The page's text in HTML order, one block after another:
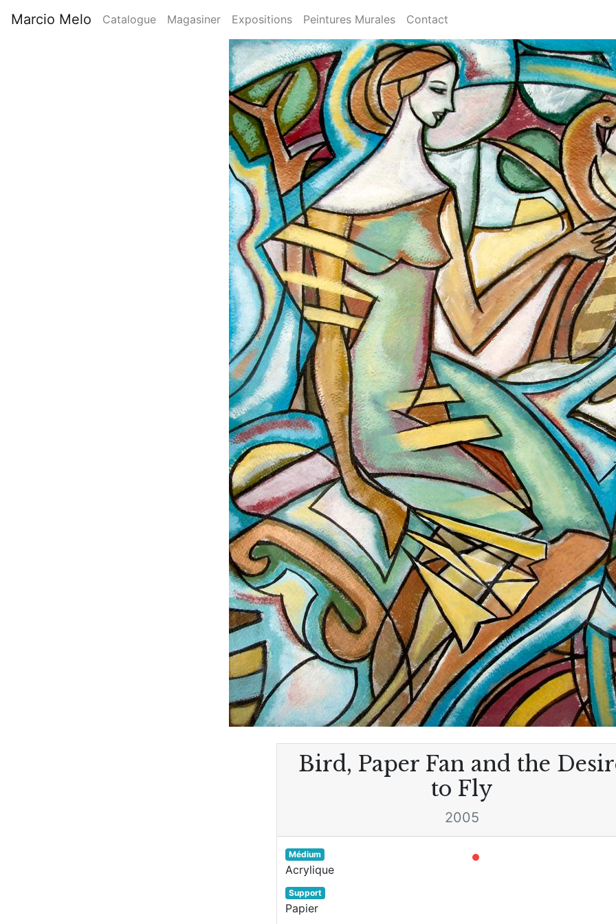
auMain
Marcio Melo Catalogue Magasiner Expositions Peintures Murales Contact
Bird, Paper Fan and the
to Fly
2005
Médium
Acrylique
Support
Papier